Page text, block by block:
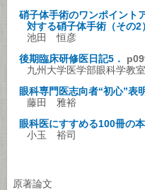
硝子体手術のワンポイント
対する硝子体手術（その2
池田 恒彦
後期臨床研修医日記5．
九州大学医学部眼科学教室
眼科専門医志向者“初心”表
藤田 雅裕
眼科医にすすめる100冊の
小玉 裕司
原著論文